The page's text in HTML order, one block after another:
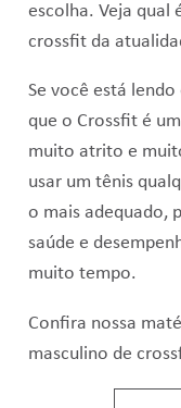
escolha. Veja qual
crossfit da
Se você está
que o Crossfit é
muito atrito e
usar um tênis
o mais adequado,
saúde e
muito tempo.
Confira nossa
masculino de